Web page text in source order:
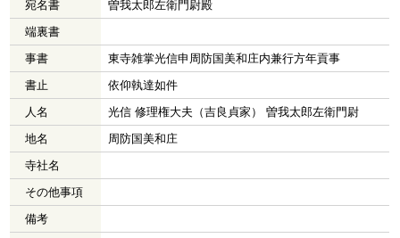
宛名書
曽我太郎左衛門尉殿
端裏書
事書
東寺雑掌光信申周防国美和庄内兼行方年貢事
書止
依仰執達如件
人名
光信 修理権大夫（吉良貞家） 曽我太郎左衛門尉
地名
周防国美和庄
寺社名
その他事項
備考